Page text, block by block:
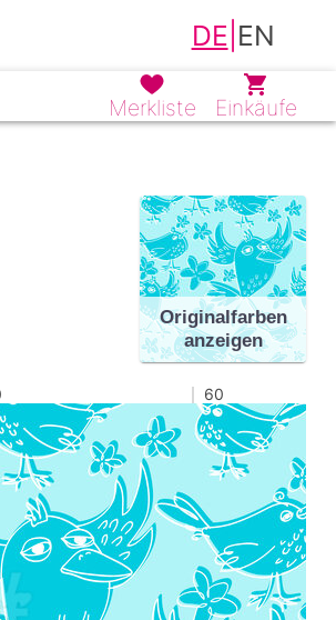
DE EN
Merkliste Einkäufe
Originalfarben
anzeigen